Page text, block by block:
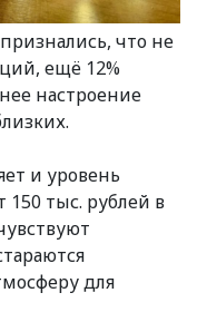
что не
ещё 12%
настроение
и уровень
150 тыс. рублей в
для